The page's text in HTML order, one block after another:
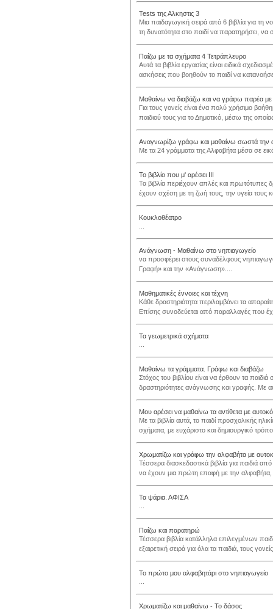
Tests της Αλκηστις 3
Μια παιδαγωγική σειρά από 6 βιβλία για τη
τη δυνατότητα στο παιδί να παρατηρήσει, να
Παίζω με τα σχήματα 4 Τετράπλευρο
Αυτά τα βιβλία εργασίας είναι ειδικά
ασκήσεις που βοηθούν το παιδί να
Μαθαίνω να διαβάζω και να γράφω παρέα με
Για τους γονείς είναι ένα πολύ χρήσιμο
παιδιού τους για το Δημοτικό, μέσω της
Αναγνωρίζω γράφω και μαθαίνω σωστά την
Με τα 24 γράμματα της Αλφαβήτα μέσα σε
Το βιβλίο που μ' αρέσει ΙΙΙ
Τα βιβλία περιέχουν απλές και πρωτότυπες
έχουν σχέση με τη ζωή τους, την υγεία τους
Κουκλοθέατρο
Ανάγνωση - Μαθαίνω στο νηπιαγωγείο
να προσφέρει στους συναδέλφους
Γραφή» και την «Ανάγνωση»....
Μαθηματικές έννοιες και τέχνη
Κάθε δραστηριότητα περιλαμβάνει τα
Επίσης συνοδεύεται από παραλλαγές που
Τα γεωμετρικά σχήματα
Μαθαίνω τα γράμματα. Γράφω και διαβάζω
Στόχος του βιβλίου είναι να έρθουν τα
δραστηριότητες ανάγνωσης και γραφής. Με
Μου αρέσει να μαθαίνω τα αντίθετα με
Με τα βιβλία αυτά, το παιδί προσχολικής
σχήματα, με ευχάριστο και δημιουργικό
Χρωματίζω και γράφω την αλφαβήτα με
Τέσσερα διασκεδαστικά βιβλία για παιδιά
να έχουν μια πρώτη επαφή με την
Τα ψάρια. ΑΦΙΣΑ
Παίζω και παρατηρώ
Τέσσερα βιβλία κατάλληλα επιλεγμένων
εξαιρετική σειρά για όλα τα παιδιά, τους
Το πρώτο μου αλφαβητάρι στο νηπιαγωγείο
Χρωματίζω και μαθαίνω - Το δάσος